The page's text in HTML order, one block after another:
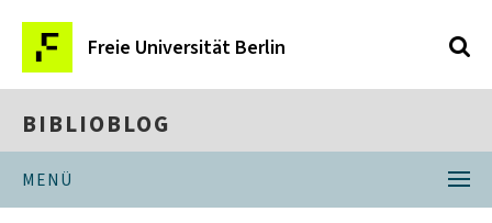
Freie Universität Berlin
BIBLIOBLOG
MENÜ